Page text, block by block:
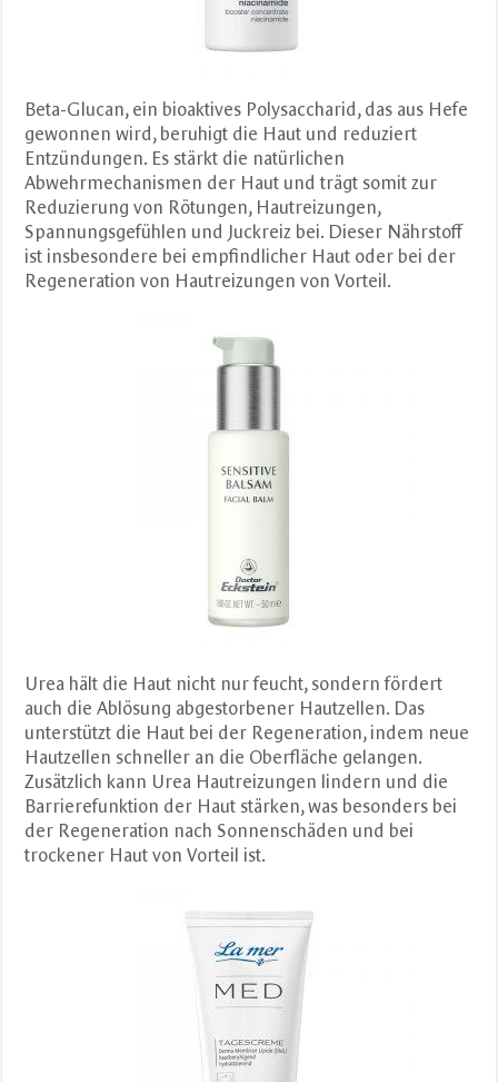
Beta-Glucan, ein bioaktives Polysaccharid, das aus Hefe
gewonnen wird, beruhigt die Haut und reduziert
Entzündungen. Es stärkt die natürlichen
Abwehrmechanismen der Haut und trägt somit zur
Reduzierung von Rötungen, Hautreizungen,
Spannungsgefühlen und Juckreiz bei. Dieser Nährstoff
ist insbesondere bei empfindlicher Haut oder bei der
Regeneration von Hautreizungen von Vorteil.
Urea hält die Haut nicht nur feucht, sondern fördert
auch die Ablösung abgestorbener Hautzellen. Das
unterstützt die Haut bei der Regeneration, indem neue
Hautzellen schneller an die Oberfläche gelangen.
Zusätzlich kann Urea Hautreizungen lindern und die
Barrierefunktion der Haut stärken, was besonders bei
der Regeneration nach Sonnenschäden und bei
trockener Haut von Vorteil ist.